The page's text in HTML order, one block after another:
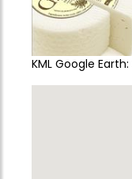
KML Google Earth: